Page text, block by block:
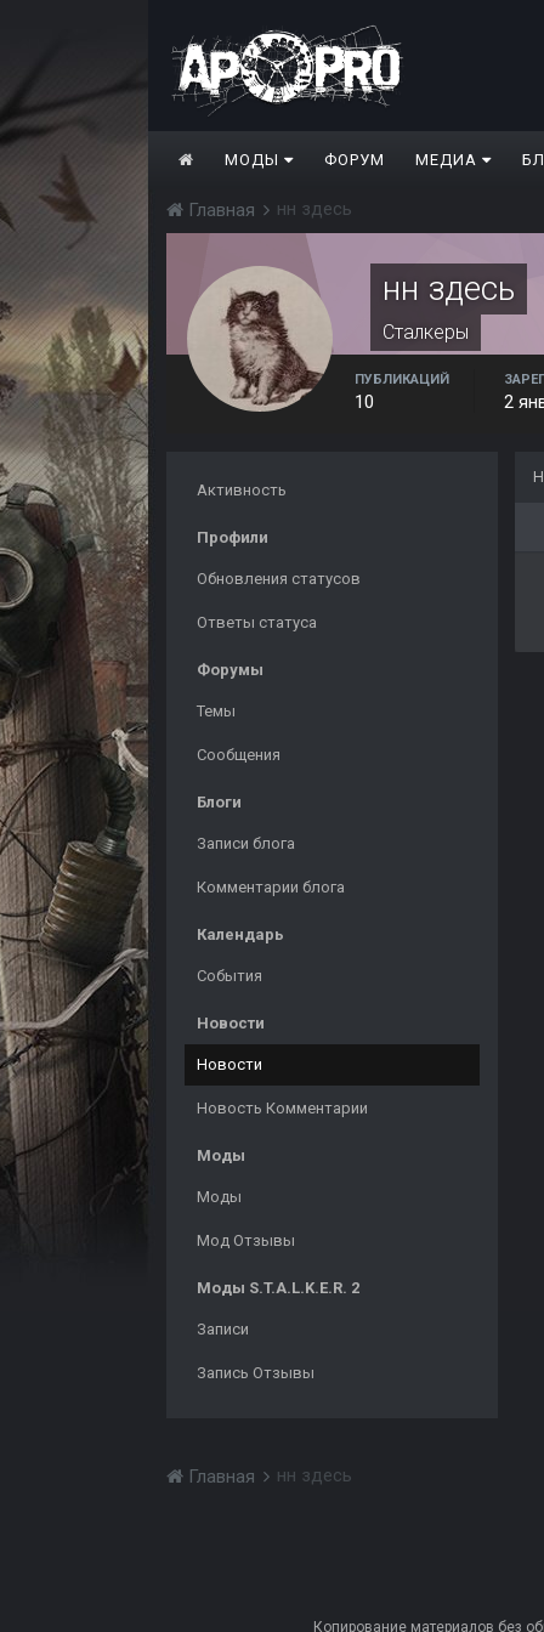
МОДЫ ФОРУМ МЕДИА
Главная нн здесь
нн здесь
Сталкеры
ПУБЛИКАЦИЙ
10 2
Активность
Профили
Обновления статусов
Ответы статуса
Форумы
Темы
Сообщения
Блоги
Записи блога
Комментарии блога
Календарь
События
Новости
Новости
Новость Комментарии
Моды
Моды
Мод Отзывы
Моды S.T.A.L.K.E.R. 2
Записи
Запись Отзывы
Главная нн здесь
Копирование материалов без